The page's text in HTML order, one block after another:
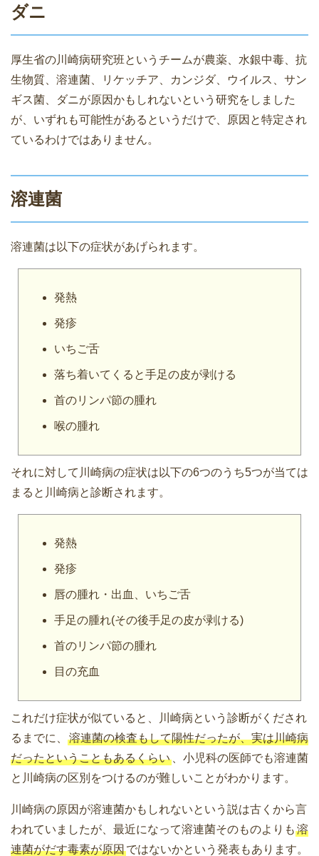
ダニ
厚生省の川崎病研究班というチームが農薬、水銀中毒、抗
生物質、溶連菌、リケッチア、カンジダ、ウイルス、サン
ギス菌、ダニが原因かもしれないという研究をしました
が、いずれも可能性があるというだけで、原因と特定され
ているわけではありません。
溶連菌
溶連菌は以下の症状があげられます。
発熱
発疹
いちご舌
落ち着いてくると手足の皮が剥ける
首のリンパ節の腫れ
喉の腫れ
それに対して川崎病の症状は以下の6つのうち5つが当ては
まると川崎病と診断されます。
発熱
発疹
唇の腫れ・出血、いちご舌
手足の腫れ(その後手足の皮が剥ける)
首のリンパ節の腫れ
目の充血
これだけ症状が似ていると、川崎病という診断がくだされ
るまでに、
溶連菌の検査もして陽性だったが、実は川崎病
だったということもあるくらい
、小児科の医師でも溶連菌
と川崎病の区別をつけるのが難しいことがわかります。
川崎病の原因が溶連菌かもしれないという説は古くから言
われていましたが、最近になって溶連菌そのものよりも 溶
連菌がだす毒素が原因ではないかという発表もあります。